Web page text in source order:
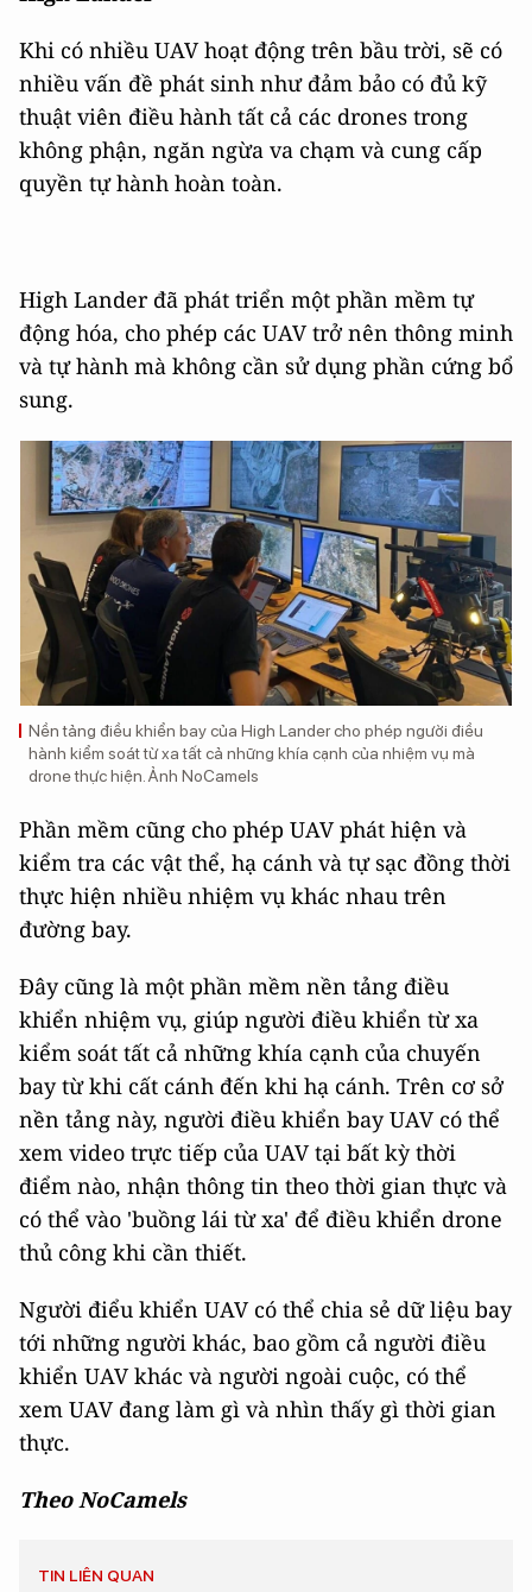
Khi có nhiều UAV hoạt động trên bầu trời, sẽ có
nhiều vấn đề phát sinh như đảm bảo có đủ kỹ
thuật viên điều hành tất cả các drones trong
không phận, ngăn ngừa va chạm và cung cấp
quyền tự hành hoàn toàn.
High Lander đã phát triển một phần mềm tự
động hóa, cho phép các UAV trở nên thông minh
và tự hành mà không cần sử dụng phần cứng bổ
sung.
Nền tảng điều khiển bay của High Lander cho phép người điều
hành kiểm soát từ xa tất cả những khía cạnh của nhiệm vụ mà
drone thực hiện. Ảnh NoCamels
Phần mềm cũng cho phép UAV phát hiện và
kiểm tra các vật thể, hạ cánh và tự sạc đồng thời
thực hiện nhiều nhiệm vụ khác nhau trên
đường bay.
Đây cũng là một phần mềm nền tảng điều
khiển nhiệm vụ, giúp người điều khiển từ xa
kiểm soát tất cả những khía cạnh của chuyến
bay từ khi cất cánh đến khi hạ cánh. Trên cơ sở
nền tảng này, người điều khiển bay UAV có thể
xem video trực tiếp của UAV tại bất kỳ thời
điểm nào, nhận thông tin theo thời gian thực và
có thể vào 'buồng lái từ xa' để điều khiển drone
thủ công khi cần thiết.
Người điểu khiển UAV có thể chia sẻ dữ liệu bay
tới những người khác, bao gồm cả người điều
khiển UAV khác và người ngoài cuộc, có thể
xem UAV đang làm gì và nhìn thấy gì thời gian
thực.
Theo NoCamels
TIN LIÊN QUAN